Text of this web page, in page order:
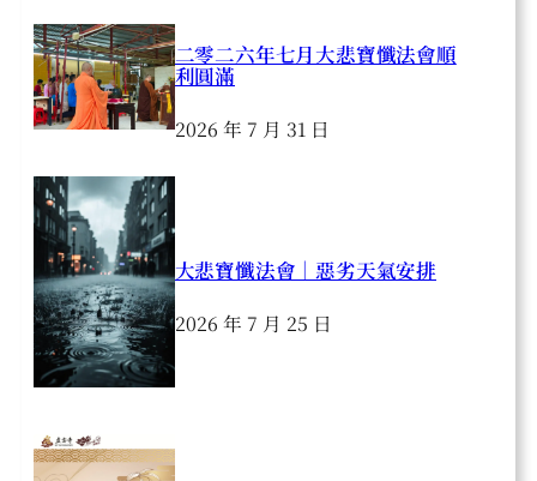
二零二六年七月大悲寶懺法會順
利圓滿
2026 年 7 月 31 日
大悲寶懺法會｜惡劣天氣安排
2026 年 7 月 25 日